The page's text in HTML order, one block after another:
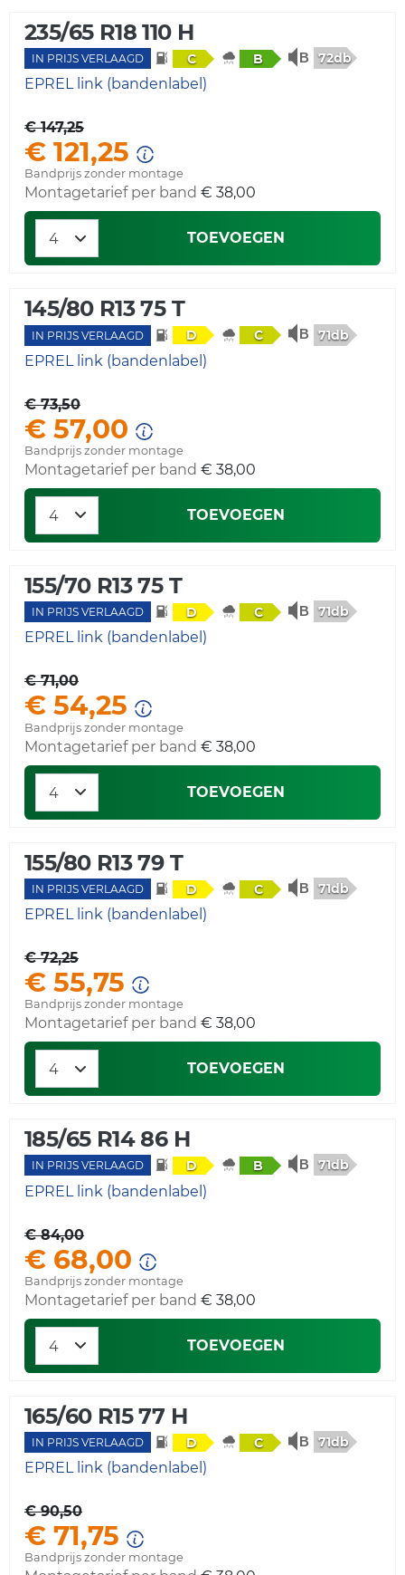
235/65 R18 110 H
IN PRIJS VERLAAGD C B 72db
EPREL link (bandenlabel)
€ 147,25
€ 121,25
Bandprijs zonder montage
Montagetarief per band € 38,00
TOEVOEGEN
145/80 R13 75 T
IN PRIJS VERLAAGD D C 71db
EPREL link (bandenlabel)
€ 73,50
€ 57,00
Bandprijs zonder montage
Montagetarief per band € 38,00
TOEVOEGEN
155/70 R13 75 T
IN PRIJS VERLAAGD D C 71db
EPREL link (bandenlabel)
€ 71,00
€ 54,25
Bandprijs zonder montage
Montagetarief per band € 38,00
TOEVOEGEN
155/80 R13 79 T
IN PRIJS VERLAAGD D C 71db
EPREL link (bandenlabel)
€ 72,25
€ 55,75
Bandprijs zonder montage
Montagetarief per band € 38,00
TOEVOEGEN
185/65 R14 86 H
IN PRIJS VERLAAGD D B 71db
EPREL link (bandenlabel)
€ 84,00
€ 68,00
Bandprijs zonder montage
Montagetarief per band € 38,00
TOEVOEGEN
165/60 R15 77 H
IN PRIJS VERLAAGD D C 71db
EPREL link (bandenlabel)
€ 90,50
€ 71,75
Bandprijs zonder montage